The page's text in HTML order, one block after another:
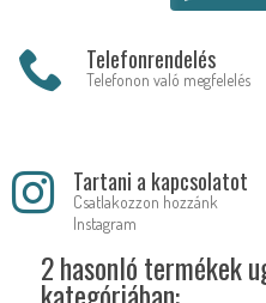
Telefonrendelés
Telefonon való megfelelés
Tartani a kapcsolatot
Csatlakozzon hozzánk
Instagram
2 hasonló termékek